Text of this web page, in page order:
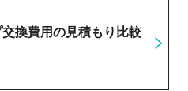
換費用の見積もり比較